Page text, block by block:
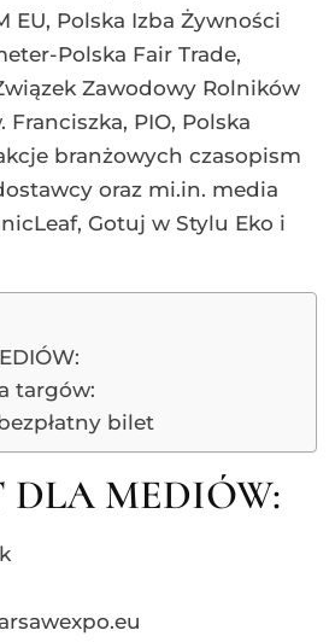
EU, Polska Izba Żywności
Polska Fair Trade,
Zawodowy Rolników
PIO, Polska
branżowych czasopism
oraz mi.in. media
Gotuj w Stylu Eko i
targów:
bilet
MEDIÓW: